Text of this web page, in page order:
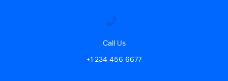
Call Us
+1 234 456 6677